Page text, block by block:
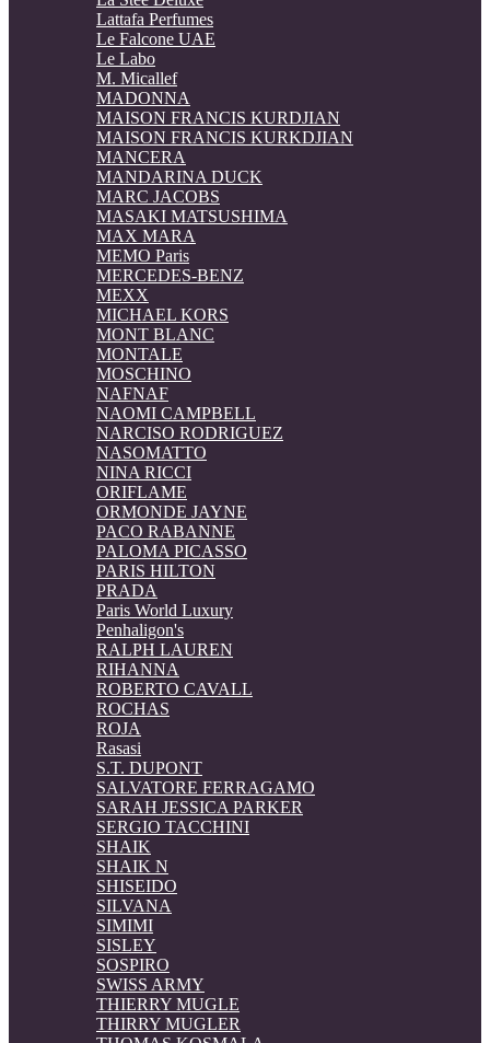
Lattafa Perfumes
Le Falcone UAE
Le Labo
M. Micallef
MADONNA
MAISON FRANCIS KURDJIAN
MAISON FRANCIS KURKDJIAN
MANCERA
MANDARINA DUCK
MARC JACOBS
MASAKI MATSUSHIMA
MAX MARA
MEMO Paris
MERCEDES-BENZ
MEXX
MICHAEL KORS
MONT BLANC
MONTALE
MOSCHINO
NAFNAF
NAOMI CAMPBELL
NARCISO RODRIGUEZ
NASOMATTO
NINA RICCI
ORIFLAME
ORMONDE JAYNE
PACO RABANNE
PALOMA PICASSO
PARIS HILTON
PRADA
Paris World Luxury
Penhaligon's
RALPH LAUREN
RIHANNA
ROBERTO CAVALL
ROCHAS
ROJA
Rasasi
S.T. DUPONT
SALVATORE FERRAGAMO
SARAH JESSICA PARKER
SERGIO TACCHINI
SHAIK
SHAIK N
SHISEIDO
SILVANA
SIMIMI
SISLEY
SOSPIRO
SWISS ARMY
THIERRY MUGLE
THIRRY MUGLER